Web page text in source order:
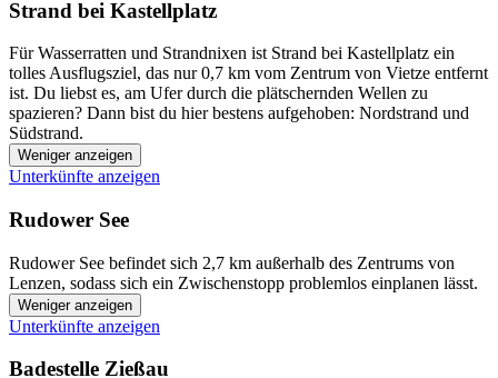
Strand bei Kastellplatz
Für Wasserratten und Strandnixen ist Strand bei Kastellplatz ein
tolles Ausflugsziel, das nur 0,7 km vom Zentrum von Vietze entfernt
ist. Du liebst es, am Ufer durch die plätschernden Wellen zu
spazieren? Dann bist du hier bestens aufgehoben: Nordstrand und
Südstrand.
Weniger anzeigen
Unterkünfte anzeigen
Rudower See
Rudower See befindet sich 2,7 km außerhalb des Zentrums von
Lenzen, sodass sich ein Zwischenstopp problemlos einplanen lässt.
Weniger anzeigen
Unterkünfte anzeigen
Badestelle Zießau